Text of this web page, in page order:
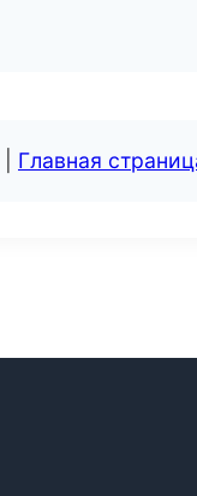
Главная